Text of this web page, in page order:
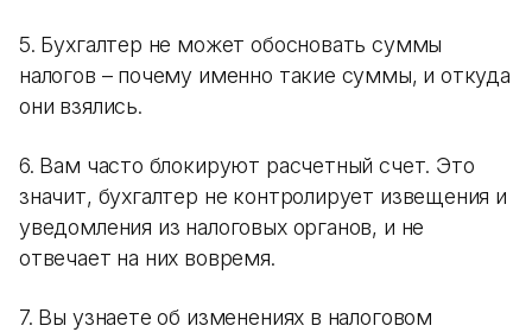
5. Бухгалтер не может обосновать суммы
налогов – почему именно такие суммы, и откуда
они взялись.
6. Вам часто блокируют расчетный счет. Это
значит, бухгалтер не контролирует извещения и
уведомления из налоговых органов, и не
отвечает на них вовремя.
7. Вы узнаете об изменениях в налоговом